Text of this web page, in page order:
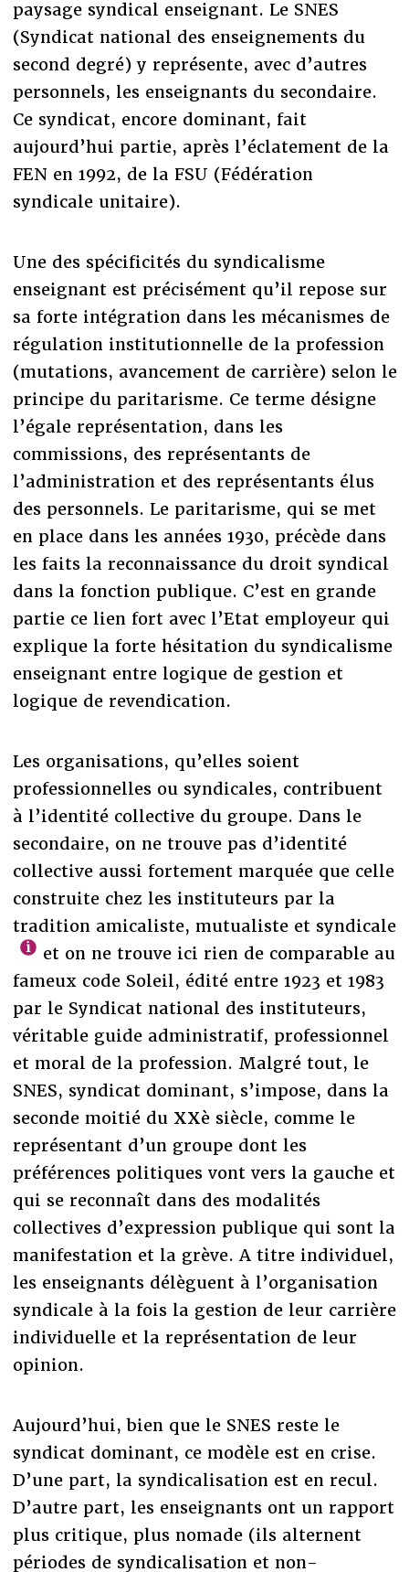
paysage syndical enseignant. Le SNES
(Syndicat national des enseignements du
second degré) y représente, avec d’autres
personnels, les enseignants du secondaire.
Ce syndicat, encore dominant, fait
aujourd’hui partie, après l’éclatement de la
FEN en 1992, de la FSU (Fédération
syndicale unitaire).
Une des spécificités du syndicalisme
enseignant est précisément qu’il repose sur
sa forte intégration dans les mécanismes de
régulation institutionnelle de la profession
(mutations, avancement de carrière) selon le
principe du paritarisme. Ce terme désigne
l’égale représentation, dans les
commissions, des représentants de
l’administration et des représentants élus
des personnels. Le paritarisme, qui se met
en place dans les années 1930, précède dans
les faits la reconnaissance du droit syndical
dans la fonction publique. C’est en grande
partie ce lien fort avec l’Etat employeur qui
explique la forte hésitation du syndicalisme
enseignant entre logique de gestion et
logique de revendication.
Les organisations, qu’elles soient
professionnelles ou syndicales, contribuent
à l’identité collective du groupe. Dans le
secondaire, on ne trouve pas d’identité
collective aussi fortement marquée que celle
construite chez les instituteurs par la
tradition amicaliste, mutualiste et syndicale
et on ne trouve ici rien de comparable au
fameux code Soleil, édité entre 1923 et 1983
par le Syndicat national des instituteurs,
véritable guide administratif, professionnel
et moral de la profession. Malgré tout, le
SNES, syndicat dominant, s’impose, dans la
seconde moitié du XXè siècle, comme le
représentant d’un groupe dont les
préférences politiques vont vers la gauche et
qui se reconnaît dans des modalités
collectives d’expression publique qui sont la
manifestation et la grève. A titre individuel,
les enseignants délèguent à l’organisation
syndicale à la fois la gestion de leur carrière
individuelle et la représentation de leur
opinion.
Aujourd’hui, bien que le SNES reste le
syndicat dominant, ce modèle est en crise.
D’une part, la syndicalisation est en recul.
D’autre part, les enseignants ont un rapport
plus critique, plus nomade (ils alternent
périodes de syndicalisation et non-